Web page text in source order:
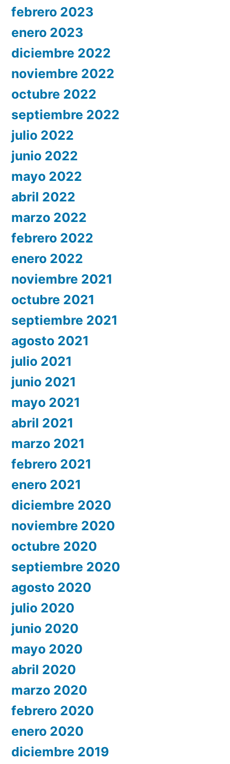
febrero 2023
enero 2023
diciembre 2022
noviembre 2022
octubre 2022
septiembre 2022
julio 2022
junio 2022
mayo 2022
abril 2022
marzo 2022
febrero 2022
enero 2022
noviembre 2021
octubre 2021
septiembre 2021
agosto 2021
julio 2021
junio 2021
mayo 2021
abril 2021
marzo 2021
febrero 2021
enero 2021
diciembre 2020
noviembre 2020
octubre 2020
septiembre 2020
agosto 2020
julio 2020
junio 2020
mayo 2020
abril 2020
marzo 2020
febrero 2020
enero 2020
diciembre 2019